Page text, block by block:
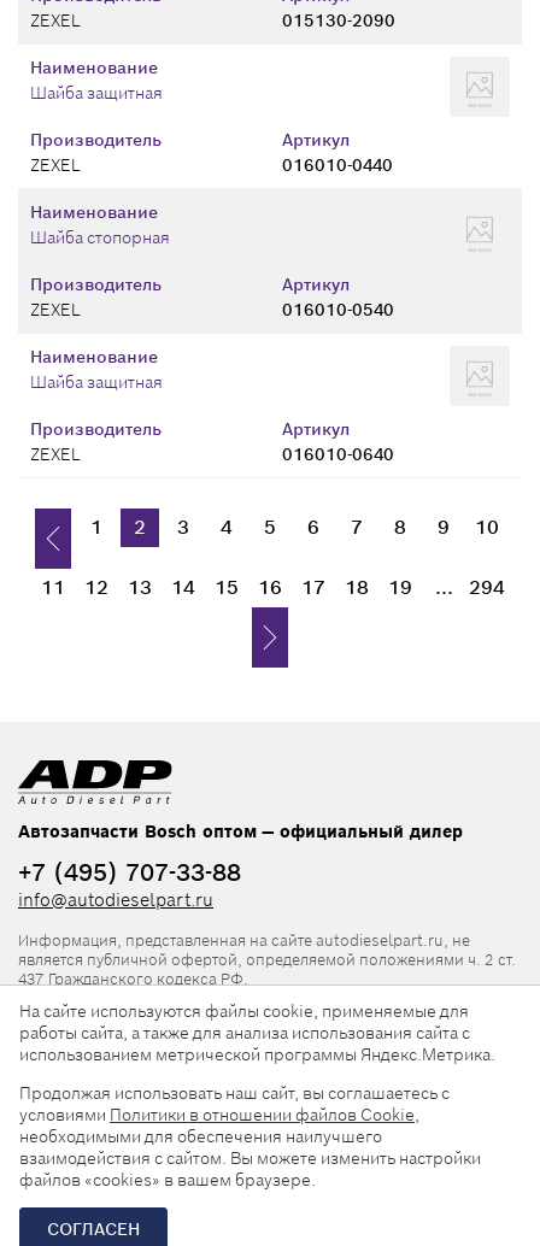
ZEXEL
015130-2090
Производитель
ZEXEL
Артикул
016010-0440
Наименование
Шайба защитная
Производитель
ZEXEL
Артикул
016010-0540
Наименование
Шайба стопорная
Производитель
ZEXEL
Артикул
016010-0640
Наименование
Шайба защитная
1 2 3 4 5 6 7 8 9 10
11 12 13 14 15 16 17 18 19 ... 294
Автозапчасти Bosch оптом — официальный дилер
+7 (495) 707-33-88
info@autodieselpart.ru
Информация, представленная на сайте autodieselpart.ru, не
является публичной офертой, определяемой положениями ч. 2 ст.
437 Гражданского кодекса РФ.
Нормативная документация
ADP в социальных сетях
© 2026, ООО «АвтоДизельПарт». Все права защищены.
Разработка сайта —
На сайте используются файлы cookie, применяемые для
работы сайта, а также для анализа использования сайта с
использованием метрической программы Яндекс.Метрика.
Продолжая использовать наш сайт, вы соглашаетесь с
условиями Политики в отношении файлов Cookie,
необходимыми для обеспечения наилучшего
взаимодействия с сайтом. Вы можете изменить настройки
файлов «cookies» в вашем браузере.
СОГЛАСЕН